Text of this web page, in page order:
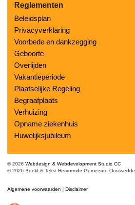
Reglementen
Beleidsplan
Privacyverklaring
Voorbede en dankzegging
Geboorte
Overlijden
Vakantieperiode
Plaatselijke Regeling
Begraafplaats
Verhuizing
Opname ziekenhuis
Huwelijksjubileum
© 2026 Webdesign & Webdevelopment Studio CC
© 2026 Beeld & Tekst Hervormde Gemeente Onstwedde
Algemene voorwaarden | Disclaimer